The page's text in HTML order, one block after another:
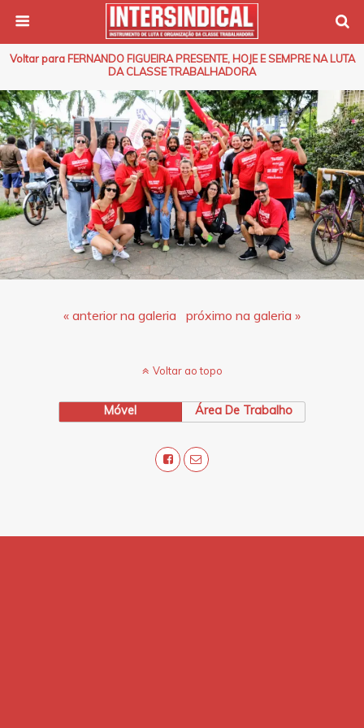
Voltar para FERNANDO FIGUEIRA PRESENTE, HOJE E SEMPRE NA LUTA
DA CLASSE TRABALHADORA
« anterior na galeria próximo na galeria »
Voltar ao topo
Móvel Área De Trabalho